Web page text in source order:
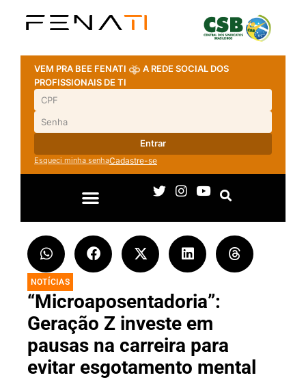
VEM PRA BEE FENATI
A REDE SOCIAL DOS
PROFISSIONAIS DE TI
Entrar
Esqueci minha senhaCadastre-se
NOTÍCIAS
“Microaposentadoria”:
Geração Z investe em
pausas na carreira para
evitar esgotamento mental